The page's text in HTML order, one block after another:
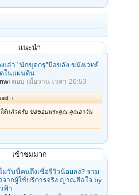
แนะนำ
งเล่า "นักขุดกรุ"มือขลัง ขมังเวทย์
ในแผ่นดิน
ตอบ เมื่อวาน เวลา 20:53
↑
ให้แล้วครับ ขอขอบพระคุณ คุณอาวัน
เข้าชมมาก
มวันนี้คนถึงเชื่อรีวิวน้อยลง? รวม
จากผู้ใช้บริการจริง ญาณฮีลใจ by
ฟ้า